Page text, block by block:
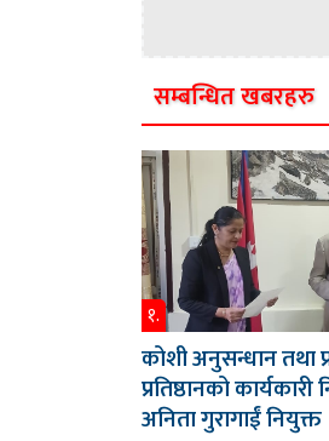
सम्बन्धित खबरहरु
१.
कोशी अनुसन्धान तथा
प्रतिष्ठानको कार्यकारी
अनिता गुरागाईं नियुक्त